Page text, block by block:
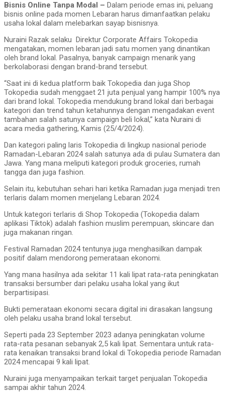
Bisnis Online Tanpa Modal – Dalam periode emas ini, peluang
bisnis online pada momen Lebaran harus dimanfaatkan pelaku
usaha lokal dalam melebarkan sayap bisnisnya.
Nuraini Razak selaku Direktur Corporate Affairs Tokopedia
mengatakan, momen lebaran jadi satu momen yang dinantikan
oleh brand lokal. Pasalnya, banyak campaign menarik yang
berkolaborasi dengan brand-brand tersebut.
“Saat ini di kedua platform baik Tokopedia dan juga Shop
Tokopedia sudah menggaet 21 juta penjual yang hampir 100% nya
dari brand lokal. Tokopedia mendukung brand lokal dari berbagai
kategori dan trend tahun ketahunnya dengan mengadakan event
tambahan salah satunya campaign beli lokal,” kata Nuraini di
acara media gathering, Kamis (25/4/2024).
Dan kategori paling laris Tokopedia di lingkup nasional periode
Ramadan-Lebaran 2024 salah satunya ada di pulau Sumatera dan
Jawa. Yang mana meliputi kategori produk groceries, rumah
tangga dan juga fashion.
Selain itu, kebutuhan sehari hari ketika Ramadan juga menjadi tren
terlaris dalam momen menjelang Lebaran 2024.
Untuk kategori terlaris di Shop Tokopedia (Tokopedia dalam
aplikasi Tiktok) adalah fashion muslim perempuan, skincare dan
juga makanan ringan.
Festival Ramadan 2024 tentunya juga menghasilkan dampak
positif dalam mendorong pemerataan ekonomi.
Yang mana hasilnya ada sekitar 11 kali lipat rata-rata peningkatan
transaksi bersumber dari pelaku usaha lokal yang ikut
berpartisipasi.
Bukti pemerataan ekonomi secara digital ini dirasakan langsung
oleh pelaku usaha brand lokal tersebut.
Seperti pada 23 September 2023 adanya peningkatan volume
rata-rata pesanan sebanyak 2,5 kali lipat. Sementara untuk rata-
rata kenaikan transaksi brand lokal di Tokopedia periode Ramadan
2024 mencapai 9 kali lipat.
Nuraini juga menyampaikan terkait target penjualan Tokopedia
sampai akhir tahun 2024.